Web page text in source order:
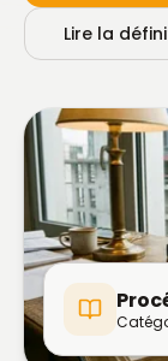
Lire la